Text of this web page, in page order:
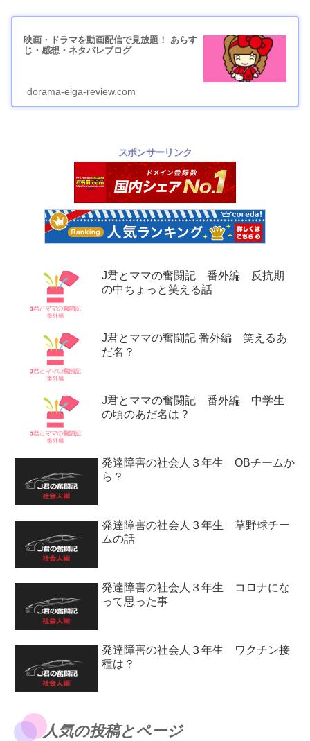
映画・ドラマを動画配信で見放題！ あらす
じ・感想・ネタバレブログ
dorama-eiga-review.com
スポンサーリンク
J君とママの奮闘記 番外編 反抗期
の中ちょっと笑える話
J君とママの奮闘記 番外編 笑えるあ
だ名？
J君とママの奮闘記 番外編 中学生
の頃のあだ名は？
発達障害の社会人３年生 OBチームか
ら？
発達障害の社会人３年生 草野球チー
ムの話
発達障害の社会人３年生 コロナにな
って思った事
発達障害の社会人３年生 ワクチン接
種は？
人気の投稿とページ